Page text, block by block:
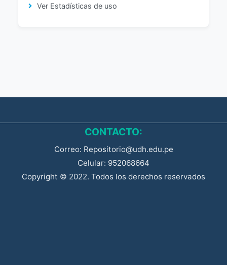
Ver Estadísticas de uso
CONTACTO:
Correo: Repositorio@udh.edu.pe
Celular: 952068664
Copyright © 2022. Todos los derechos reservados